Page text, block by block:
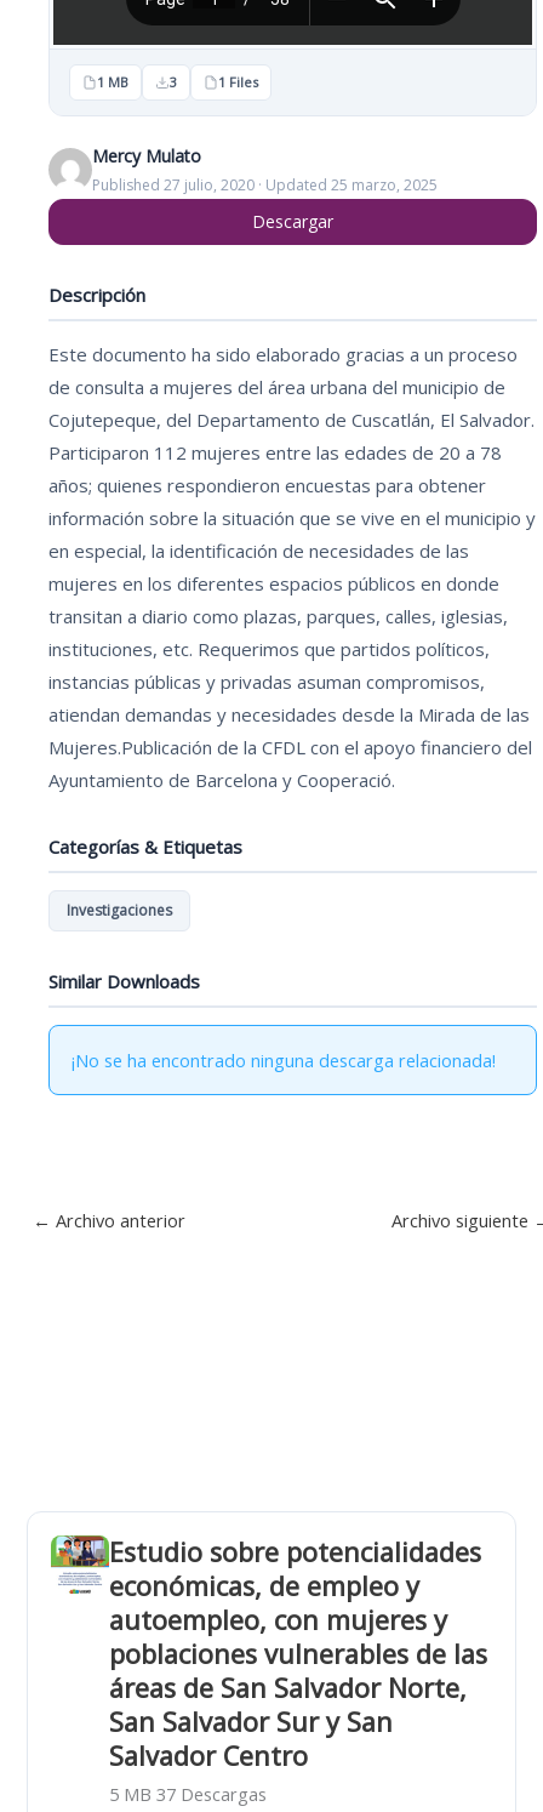
1 MB 3 1 Files
Mercy Mulato
Published 27 julio, 2020 · Updated 25 marzo, 2025
Descargar
Descripción
Este documento ha sido elaborado gracias a un proceso
de consulta a mujeres del área urbana del municipio de
Cojutepeque, del Departamento de Cuscatlán, El Salvador.
Participaron 112 mujeres entre las edades de 20 a 78
años; quienes respondieron encuestas para obtener
información sobre la situación que se vive en el municipio y
en especial, la identificación de necesidades de las
mujeres en los diferentes espacios públicos en donde
transitan a diario como plazas, parques, calles, iglesias,
instituciones, etc. Requerimos que partidos políticos,
instancias públicas y privadas asuman compromisos,
atiendan demandas y necesidades desde la Mirada de las
Mujeres.Publicación de la CFDL con el apoyo financiero del
Ayuntamiento de Barcelona y Cooperació.
Categorías & Etiquetas
Investigaciones
Similar Downloads
¡No se ha encontrado ninguna descarga relacionada!
← Archivo anterior Archivo siguiente
Estudio sobre potencialidades
económicas, de empleo y
autoempleo, con mujeres y
poblaciones vulnerables de las
áreas de San Salvador Norte,
San Salvador Sur y San
Salvador Centro
5 MB 37 Descargas